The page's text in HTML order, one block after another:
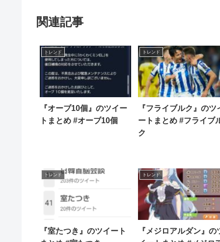
関連記事
トレンド
『オーブ10個』のツイー
トまとめ #オーブ10個
トレンド
『フライブルク』のツ
ートまとめ #フライブ
ク
トレンド
『室たつき』のツイート
トレンド
『メジロアルダン』の